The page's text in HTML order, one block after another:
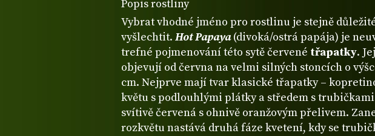
Popis rostliny
Vybrat vhodné jméno pro rostlinu je stejně
vyšlechtit. Hot Papaya(divoká/ostrá papája) je
trefné pojmenování této sytě červené třapatky.
objevují od června na velmi silných stoncích o
cm. Nejprve mají tvar klasické třapatky –
květu s podlouhlými plátky a středem s
svítivě červená s ohnivě oranžovým přelivem.
rozkvětu nastává druhá fáze kvetení, kdy se